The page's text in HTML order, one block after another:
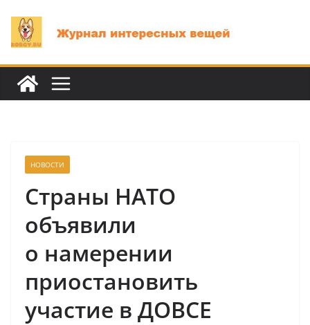
содержимому
НОВОСТИ
Страны НАТО
объявили
о намерении
приостановить
участие в ДОВСЕ